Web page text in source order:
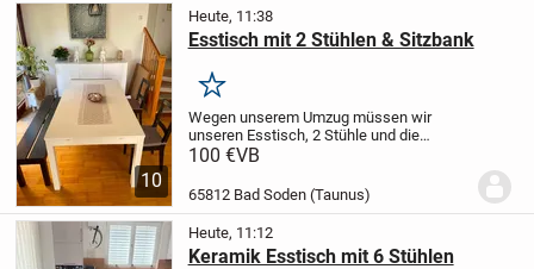
10
Heute, 11:38
Esstisch mit 2 Stühlen & Sitzbank
Merken
Wegen unserem Umzug müssen wir
unseren Esstisch, 2 Stühle und die
Sitzbank verkaufen.
ausziehen und auf 40 cm oder plus 80 cm
100 €VB
65812 Bad Soden (Taunus)
Heute, 11:12
Keramik Esstisch mit 6 Stühlen